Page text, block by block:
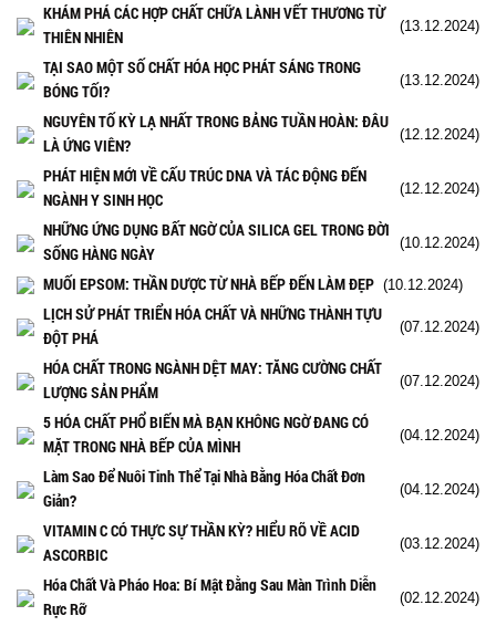
KHÁM PHÁ CÁC HỢP CHẤT CHỮA LÀNH VẾT THƯƠNG TỪ
THIÊN NHIÊN
(13.12.2024)
TẠI SAO MỘT SỐ CHẤT HÓA HỌC PHÁT SÁNG TRONG
BÓNG TỐI?
(13.12.2024)
NGUYÊN TỐ KỲ LẠ NHẤT TRONG BẢNG TUẦN HOÀN: ĐÂU
LÀ ỨNG VIÊN?
(12.12.2024)
PHÁT HIỆN MỚI VỀ CẤU TRÚC DNA VÀ TÁC ĐỘNG ĐẾN
NGÀNH Y SINH HỌC
(12.12.2024)
NHỮNG ỨNG DỤNG BẤT NGỜ CỦA SILICA GEL TRONG ĐỜI
SỐNG HÀNG NGÀY
(10.12.2024)
MUỐI EPSOM: THẦN DƯỢC TỪ NHÀ BẾP ĐẾN LÀM ĐẸP (10.12.2024)
LỊCH SỬ PHÁT TRIỂN HÓA CHẤT VÀ NHỮNG THÀNH TỰU
ĐỘT PHÁ
(07.12.2024)
HÓA CHẤT TRONG NGÀNH DỆT MAY: TĂNG CƯỜNG CHẤT
LƯỢNG SẢN PHẨM
(07.12.2024)
5 HÓA CHẤT PHỔ BIẾN MÀ BẠN KHÔNG NGỜ ĐANG CÓ
MẶT TRONG NHÀ BẾP CỦA MÌNH
(04.12.2024)
Làm Sao Để Nuôi Tinh Thể Tại Nhà Bằng Hóa Chất Đơn
Giản?
(04.12.2024)
VITAMIN C CÓ THỰC SỰ THẦN KỲ? HIỂU RÕ VỀ ACID
ASCORBIC
(03.12.2024)
Hóa Chất Và Pháo Hoa: Bí Mật Đằng Sau Màn Trình Diễn
Rực Rỡ
(02.12.2024)